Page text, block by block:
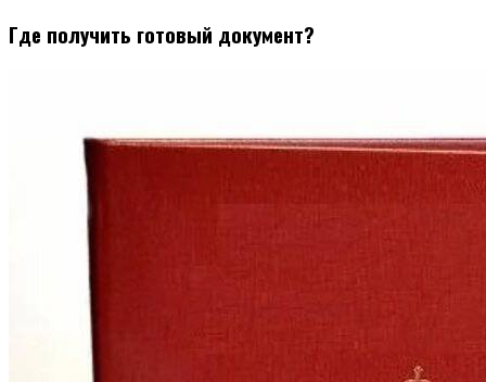
Где получить готовый документ?